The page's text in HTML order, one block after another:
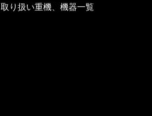
取り扱い重機、機器一覧